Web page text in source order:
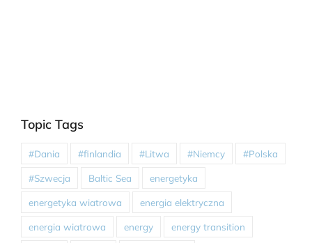
Topic Tags
#Dania #finlandia #Litwa #Niemcy #Polska
#Szwecja Baltic Sea energetyka
energetyka wiatrowa energia elektryczna
energia wiatrowa energy energy transition